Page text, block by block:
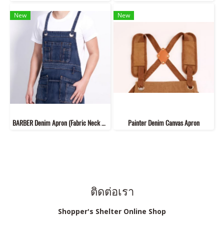
New
BARBER Denim Apron (Fabric Neck Strap)
New
Painter Denim Canvas Apron
ติดต่อเรา
Shopper's Shelter Online Shop